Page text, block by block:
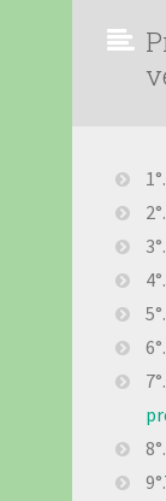
1°.
2°.
3°.
4°.
5°.
6°.
7°.
8°.
9°.